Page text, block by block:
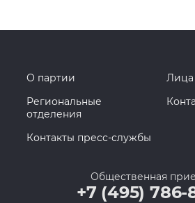
О партии
Лица
Региональные
отделения
Контакты пресс-службы
Общественная
+7 (495) 786-